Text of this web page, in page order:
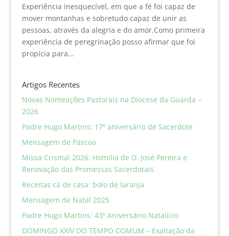
Experiência inesquecível, em que a fé foi capaz de
mover montanhas e sobretudo capaz de unir as
pessoas, através da alegria e do amor.Como primeira
experiência de peregrinação posso afirmar que foi
propícia para...
Artigos Recentes
Novas Nomeações Pastorais na Diocese da Guarda –
2026
Padre Hugo Martins: 17º aniversário de Sacerdote
Mensagem de Páscoa
Missa Crismal 2026: Homilia de D. José Pereira e
Renovação das Promessas Sacerdotais
Receitas cá de casa: bolo de laranja
Mensagem de Natal 2025
Padre Hugo Martins: 43º Aniversário Natalício
DOMINGO XXIV DO TEMPO COMUM – Exaltação da